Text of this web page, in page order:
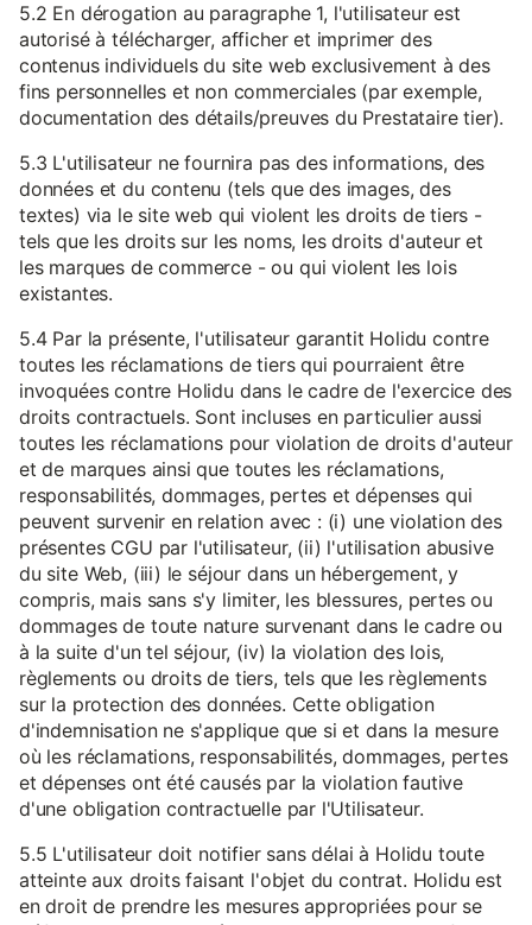
5.2 En dérogation au paragraphe 1, l'utilisateur est
autorisé à télécharger, afficher et imprimer des
contenus individuels du site web exclusivement à des
fins personnelles et non commerciales (par exemple,
documentation des détails/preuves du Prestataire tier).
5.3 L'utilisateur ne fournira pas des informations, des
données et du contenu (tels que des images, des
textes) via le site web qui violent les droits de tiers -
tels que les droits sur les noms, les droits d'auteur et
les marques de commerce - ou qui violent les lois
existantes.
5.4 Par la présente, l'utilisateur garantit Holidu contre
toutes les réclamations de tiers qui pourraient être
invoquées contre Holidu dans le cadre de l'exercice des
droits contractuels. Sont incluses en particulier aussi
toutes les réclamations pour violation de droits d'auteur
et de marques ainsi que toutes les réclamations,
responsabilités, dommages, pertes et dépenses qui
peuvent survenir en relation avec : (i) une violation des
présentes CGU par l'utilisateur, (ii) l'utilisation abusive
du site Web, (iii) le séjour dans un hébergement, y
compris, mais sans s'y limiter, les blessures, pertes ou
dommages de toute nature survenant dans le cadre ou
à la suite d'un tel séjour, (iv) la violation des lois,
règlements ou droits de tiers, tels que les règlements
sur la protection des données. Cette obligation
d'indemnisation ne s'applique que si et dans la mesure
où les réclamations, responsabilités, dommages, pertes
et dépenses ont été causés par la violation fautive
d'une obligation contractuelle par l'Utilisateur.
5.5 L'utilisateur doit notifier sans délai à Holidu toute
atteinte aux droits faisant l'objet du contrat. Holidu est
en droit de prendre les mesures appropriées pour se